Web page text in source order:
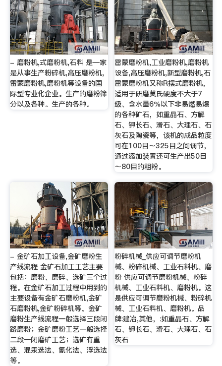
- 磨粉机,式磨粉机,石料 是一家
是从事生产粉碎机,高压磨粉机,
雷蒙磨粉机,磨粉机等设备的国
际型专业化企业。生产的磨粉筛
分以及各种。生产的各种。
雷蒙磨粉机,工业磨粉机,磨粉机
设备,高压磨粉机,新型磨粉机,石
雷蒙磨粉机又称R摆式磨粉机，
适用于研磨莫氏硬度不大于7
级、含水量6％以下非易燃易爆
的各种矿石，如重晶石、方解
石、钾长石、滑石、大理石、石
灰石及陶瓷等，该机的成品粒度
可在100目～325目之间调节，
通过添加装置还可生产出50目
～80目的粗粉。
- 金矿石加工设备,金矿磨粉生
产线流程 金矿石加工工艺主要
包括：磨粉、磨碎、选矿三个过
程。在金矿石加工过程中用到的
主要设备有金矿石磨粉机,金矿
石磨粉机,金矿粉碎机等。金矿
磨粉生产线流程一般选择三段闭
路磨粉；金矿磨粉工艺一般选择
二段一闭磨矿工艺；选矿有重
选、混汞选法、氰化法、浮选法
等。
粉碎机械_供应可调节磨粉机
械、粉碎机械、工业石料机、磨
粉 供应可调节磨粉机械、粉碎
机械、工业石料机、磨粉机。这
是供应可调节磨粉机械、粉碎机
械、工业石料机、磨粉机。品
牌:建冶,其他，:如重晶石、方解
石、钾长石、滑石、大理石、石
灰石